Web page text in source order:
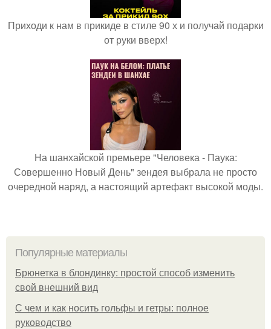
Приходи к нам в прикиде в стиле 90 х и получай подарки
от руки вверх!
На шанхайской премьере "Человека - Паука:
Совершенно Новый День" зендея выбрала не просто
очередной наряд, а настоящий артефакт высокой моды.
Популярные материалы
Брюнетка в блондинку: простой способ изменить
свой внешний вид
С чем и как носить гольфы и гетры: полное
руководство